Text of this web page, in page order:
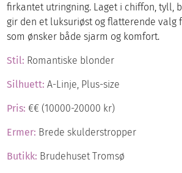
firkantet utringning. Laget i chiffon, tyll,
gir den et luksuriøst og flatterende valg
som ønsker både sjarm og komfort.
Stil: Romantiske blonder
Silhuett:A-Linje, Plus-size
Pris:€€ (10000-20000 kr)
Ermer: Brede skulderstropper
Butikk: Brudehuset Tromsø